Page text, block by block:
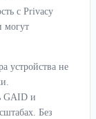
с Privacy
могут
устройства не
GAID и
Без